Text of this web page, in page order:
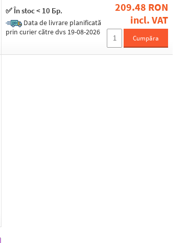
✅ În stoc < 10 Бр.
Data de livrare planificată
prin curier către dvs 19-08-2026
209.48 RON
incl. VAT
Cumpăra